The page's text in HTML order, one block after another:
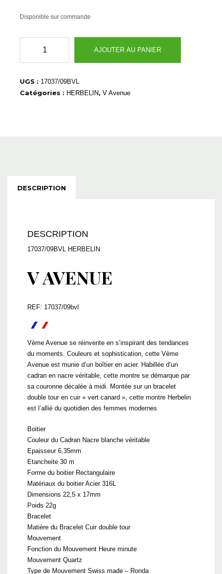
Disponible sur commande
17037/09BVL
AJOUTER AU PANIER
UGS : 17037/09BVL
Catégories : HERBELIN, V Avenue
DESCRIPTION
DESCRIPTION
17037/09BVL HERBELIN
V AVENUE
REF: 17037/09bvl
Vème Avenue se réinvente en s’inspirant des tendances
du moments. Couleurs et sophistication, cette Vème
Avenue est munie d’un boîtier en acier. Habillée d’un
cadran en nacre véritable, cette montre se démarque par
sa couronne décalée à midi. Montée sur un bracelet
double tour en cuir « vert canard », cette montre Herbelin
est l’allié du quotidien des femmes modernes
Boitier
Couleur du Cadran Nacre blanche véritable
Epaisseur 6,35mm
Etancheite 30 m
Forme du boitier Rectangulaire
Matériaux du boitier Acier 316L
Dimensions 22,5 x 17mm
Poids 22g
Bracelet
Matière du Bracelet Cuir double tour
Mouvement
Fonction du Mouvement Heure minute
Mouvement Quartz
Type de Mouvement Swiss made – Ronda